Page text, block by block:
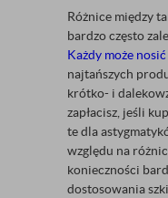
Różnice między
bardzo często
Każdy może
najtańszych
krótko- i
zapłacisz, jeśli
te dla
względu na
konieczności
dostosowania